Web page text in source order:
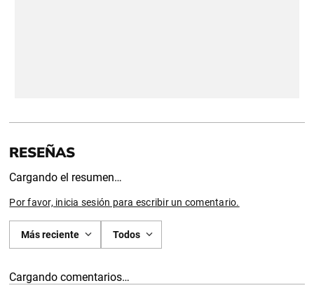
Cargando el resumen…
Por favor, inicia sesión para escribir un comentario.
Más reciente Todos
Cargando comentarios…